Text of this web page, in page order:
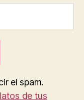
el spam.
de tus